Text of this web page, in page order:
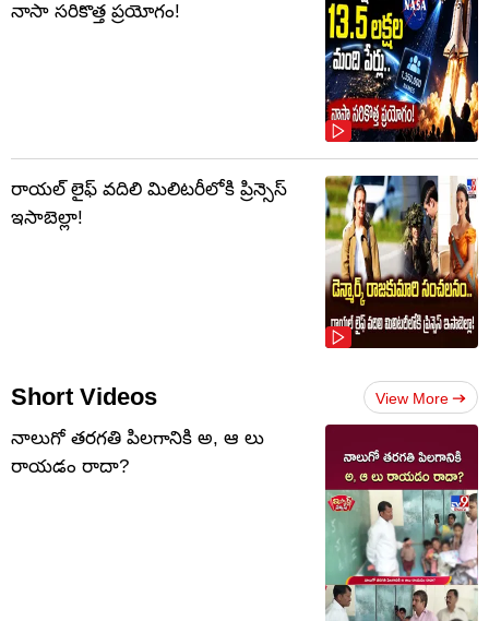
నాసా సరికొత్త ప్రయోగం!
రాయల్ లైఫ్ వదిలి మిలిటరీలోకి ప్రిన్సెస్
ఇసాబెల్లా!
Short Videos View More
నాలుగో త‌ర‌గతి పిలగానికి అ, ఆ లు
రాయ‌డం రాదా?